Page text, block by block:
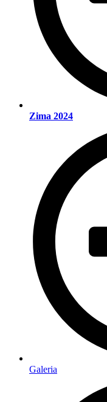
Zima 2024
Galeria